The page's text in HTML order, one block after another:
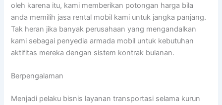
oleh karena itu, kami memberikan potongan harga bila
anda memilih jasa rental mobil kami untuk jangka panjang.
Tak heran jika banyak perusahaan yang mengandalkan
kami sebagai penyedia armada mobil untuk kebutuhan
aktifitas mereka dengan sistem kontrak bulanan.
Berpengalaman
Menjadi pelaku bisnis layanan transportasi selama kurun